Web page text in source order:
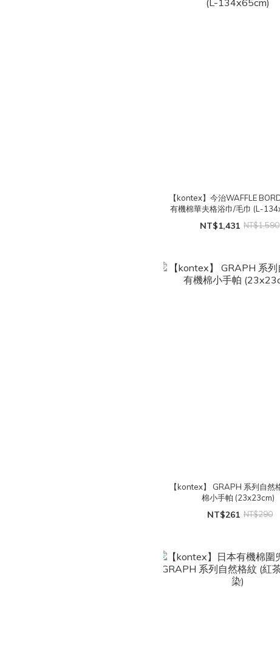
【kontex】今治WAFFLE
有機棉華夫格浴巾/毛巾 (L-
NT$1,431 NT$1,590
【kontex】 GRAPH 系列自然
棉小手帕 (23x23cm)
NT$261 NT$290